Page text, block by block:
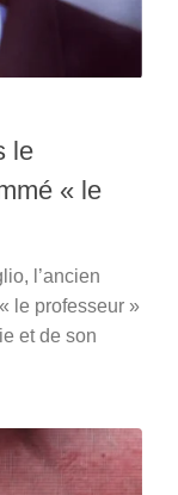
le
« le
l’ancien
le professeur »
et de son